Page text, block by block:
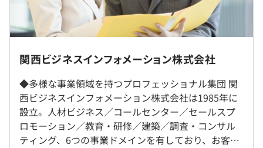
淀屋橋事務所での勤務となります。
大阪メトロ御堂筋線「淀屋橋駅」13番出口より徒歩5分
9：00～17：45（フレックスタイム制、コアタイムなし）
休憩時間：12:00〜13:00（60分）
平均残業時間：20h/月（全社平均）
関西ビジネスインフォメーション株式会社
◆多様な事業領域を持つプロフェッショナル集団 関
西ビジネスインフォメーション株式会社は1985年に
設立。人材ビジネス／コールセンター／セールスプ
ロモーション／教育・研修／建築／調査・コンサル
ティング、6つの事業ドメインを有しており、お客さ